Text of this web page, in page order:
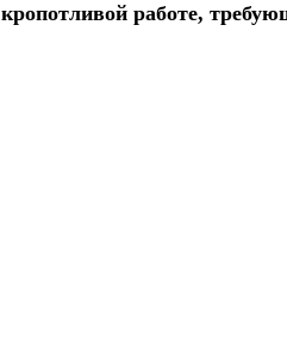
кропотливой работе,